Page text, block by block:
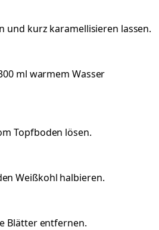
und kurz karamellisieren lassen.
ml warmem Wasser
Topfboden lösen.
Weißkohl halbieren.
Blätter entfernen.